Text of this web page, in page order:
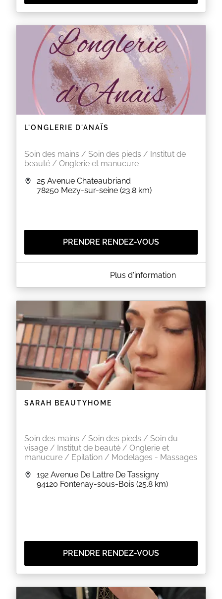
L'ONGLERIE D'ANAÏS
Soin des mains / Soin des pieds / Institut de
beauté / Onglerie et manucure
25 Avenue Chateaubriand
78250 Mezy-sur-seine (23.8 km)
PRENDRE RENDEZ-VOUS
A PROPOS DE L'ONGLERIE D'ANAÏS
Venez vous faire chouchouter dans un cadre
Le salon vous accueil sur rdv uniquement.
Moyen de paiement accepté : chèque , espèces.
EN SAVOIR PLUS
Plus d'information
SARAH BEAUTYHOME
Soin des mains / Soin des pieds / Soin du
visage / Institut de beauté / Onglerie et
manucure / Epilation / Modelages - Massages
192 Avenue De Lattre De Tassigny
94120 Fontenay-sous-Bois (25.8 km)
PRENDRE RENDEZ-VOUS